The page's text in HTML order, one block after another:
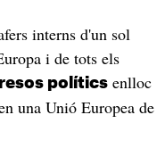
interns d'un sol
i de tots els
políticsenlloc
una Unió Europea de